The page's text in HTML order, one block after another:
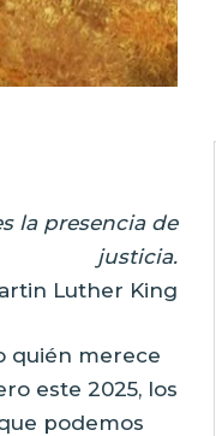
la presencia de
justicia.
Luther King
quién merece
este 2025, los
podemos